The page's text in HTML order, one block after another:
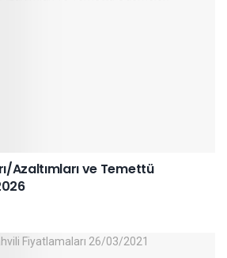
Azaltımları ve Temettü